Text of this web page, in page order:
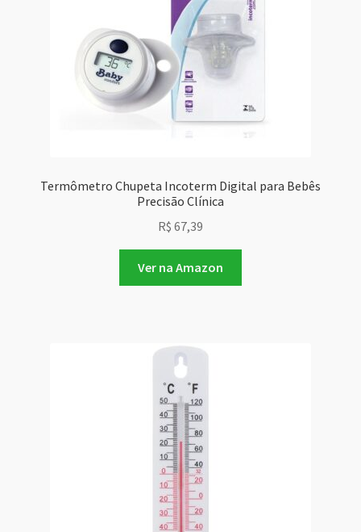
Termômetro Chupeta Incoterm Digital para Bebês
Precisão Clínica
R$ 67,39
Ver na Amazon